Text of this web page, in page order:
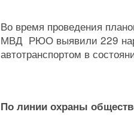
Во время проведения
МВД РЮО выявили 229
автотранспортом в
По линии охраны